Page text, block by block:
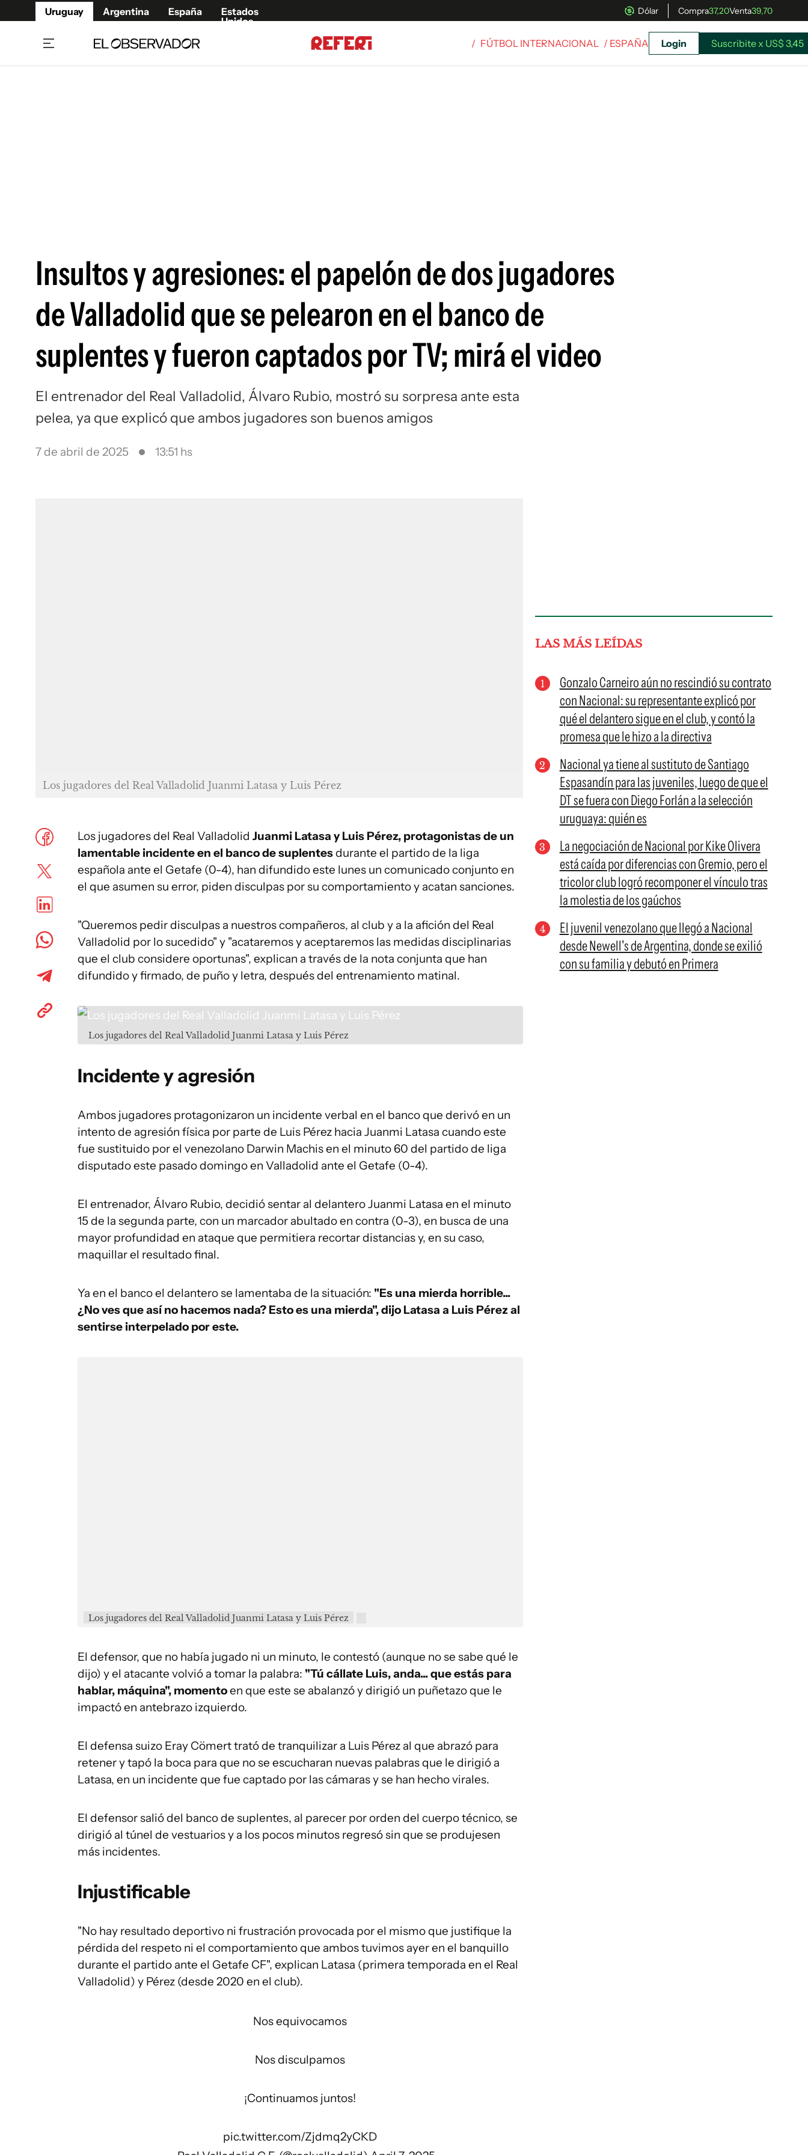
Uruguay Argentina España
Estados
Unidos
Dólar Compra37,20Venta39,70
Siguenos en:
/ FÚTBOL INTERNACIONAL / ESPAÑA Login Suscribite x US$ 3,45
Insultos y agresiones: el papelón de dos jugadores
de Valladolid que se pelearon en el banco de
suplentes y fueron captados por TV; mirá el video
El entrenador del Real Valladolid, Álvaro Rubio, mostró su sorpresa ante esta
pelea, ya que explicó que ambos jugadores son buenos amigos
7 de abril de 2025 13:51 hs
Los jugadores del Real Valladolid Juanmi Latasa y Luis Pérez
Los jugadores del Real Valladolid Juanmi Latasa y Luis Pérez, protagonistas de un
lamentable incidente en el banco de suplentesdurante el partido de la liga
española ante el Getafe (0-4), han difundido este lunes un comunicado conjunto en
el que asumen su error, piden disculpas por su comportamiento y acatan sanciones.
"Queremos pedir disculpas a nuestros compañeros, al club y a la afición del Real
Valladolid por lo sucedido" y "acataremos y aceptaremos las medidas disciplinarias
que el club considere oportunas", explican a través de la nota conjunta que han
difundido y firmado, de puño y letra, después del entrenamiento matinal.
Los jugadores del Real Valladolid Juanmi Latasa y Luis Pérez
Incidente y agresión
Ambos jugadores protagonizaron un incidente verbal en el banco que derivó en un
intento de agresión física por parte de Luis Pérez hacia Juanmi Latasa cuando este
fue sustituido por el venezolano Darwin Machis en el minuto 60 del partido de liga
disputado este pasado domingo en Valladolid ante el Getafe (0-4).
El entrenador, Álvaro Rubio, decidió sentar al delantero Juanmi Latasa en el minuto
15 de la segunda parte, con un marcador abultado en contra (0-3), en busca de una
mayor profundidad en ataque que permitiera recortar distancias y, en su caso,
maquillar el resultado final.
Ya en el banco el delantero se lamentaba de la situación: "Es una mierda horrible...
¿No ves que así no hacemos nada? Esto es una mierda", dijo Latasa a Luis Pérez al
sentirse interpelado por este.
Los jugadores del Real Valladolid Juanmi Latasa y Luis Pérez
El defensor, que no había jugado ni un minuto, le contestó (aunque no se sabe qué le
dijo) y el atacante volvió a tomar la palabra: "Tú cállate Luis, anda... que estás para
hablar, máquina", momentoen que este se abalanzó y dirigió un puñetazo que le
impactó en antebrazo izquierdo.
El defensa suizo Eray Cömert trató de tranquilizar a Luis Pérez al que abrazó para
retener y tapó la boca para que no se escucharan nuevas palabras que le dirigió a
Latasa, en un incidente que fue captado por las cámaras y se han hecho virales.
El defensor salió del banco de suplentes, al parecer por orden del cuerpo técnico, se
dirigió al túnel de vestuarios y a los pocos minutos regresó sin que se produjesen
más incidentes.
Injustificable
"No hay resultado deportivo ni frustración provocada por el mismo que justifique la
pérdida del respeto ni el comportamiento que ambos tuvimos ayer en el banquillo
durante el partido ante el Getafe CF", explican Latasa (primera temporada en el Real
Valladolid) y Pérez (desde 2020 en el club).
Nos equivocamos
Nos disculpamos
¡Continuamos juntos!
pic.twitter.com/Zjdmq2yCKD
LAS MÁS LEÍDAS
Gonzalo Carneiro aún no rescindió su contrato
con Nacional: su representante explicó por
qué el delantero sigue en el club, y contó la
promesa que le hizo a la directiva
Nacional ya tiene al sustituto de Santiago
Espasandín para las juveniles, luego de que el
DT se fuera con Diego Forlán a la selección
uruguaya: quién es
La negociación de Nacional por Kike Olivera
está caída por diferencias con Gremio, pero el
tricolor club logró recomponer el vínculo tras
la molestia de los gaúchos
El juvenil venezolano que llegó a Nacional
desde Newell's de Argentina, donde se exilió
con su familia y debutó en Primera